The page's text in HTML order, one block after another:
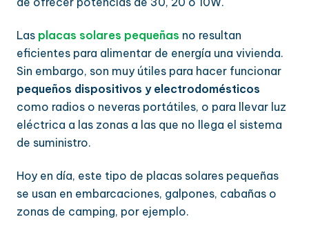
Las placas solares pequeñas no resultan
eficientes para alimentar de energía una vivienda.
Sin embargo, son muy útiles para hacer funcionar
pequeños dispositivos y electrodomésticos
como radios o neveras portátiles, o para llevar luz
eléctrica a las zonas a las que no llega el sistema
de suministro.
Hoy en día, este tipo de placas solares pequeñas
se usan en embarcaciones, galpones, cabañas o
zonas de camping, por ejemplo.